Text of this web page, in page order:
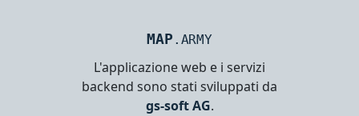
MAP.ARMY
L'applicazione web e i servizi
backend sono stati sviluppati da
gs-soft AG.